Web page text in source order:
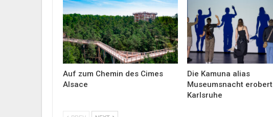
Auf zum Chemin des Cimes
Alsace
Die Kamuna alias
Museumsnacht erobert
Karlsruhe